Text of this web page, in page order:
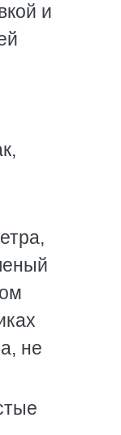
и
не